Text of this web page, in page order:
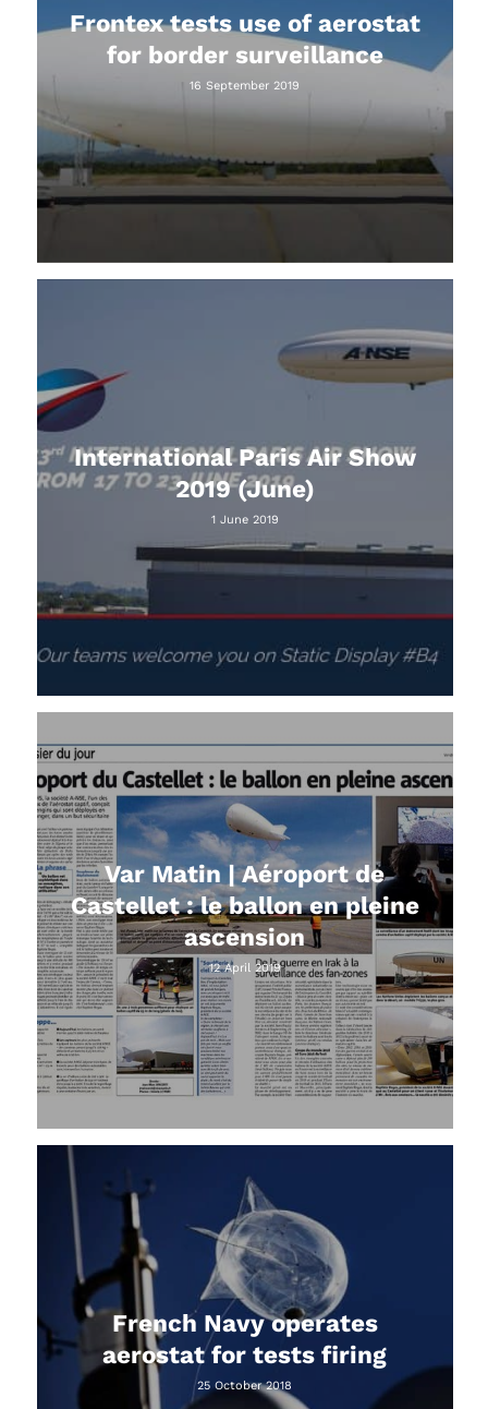
Frontex tests use of aerostat
for border surveillance
16 September 2019
International Paris Air Show
2019 (June)
1 June 2019
Var Matin | Aéroport de
Castellet : le ballon en pleine
ascension
12 April 2019
French Navy operates
aerostat for tests firing
25 October 2018